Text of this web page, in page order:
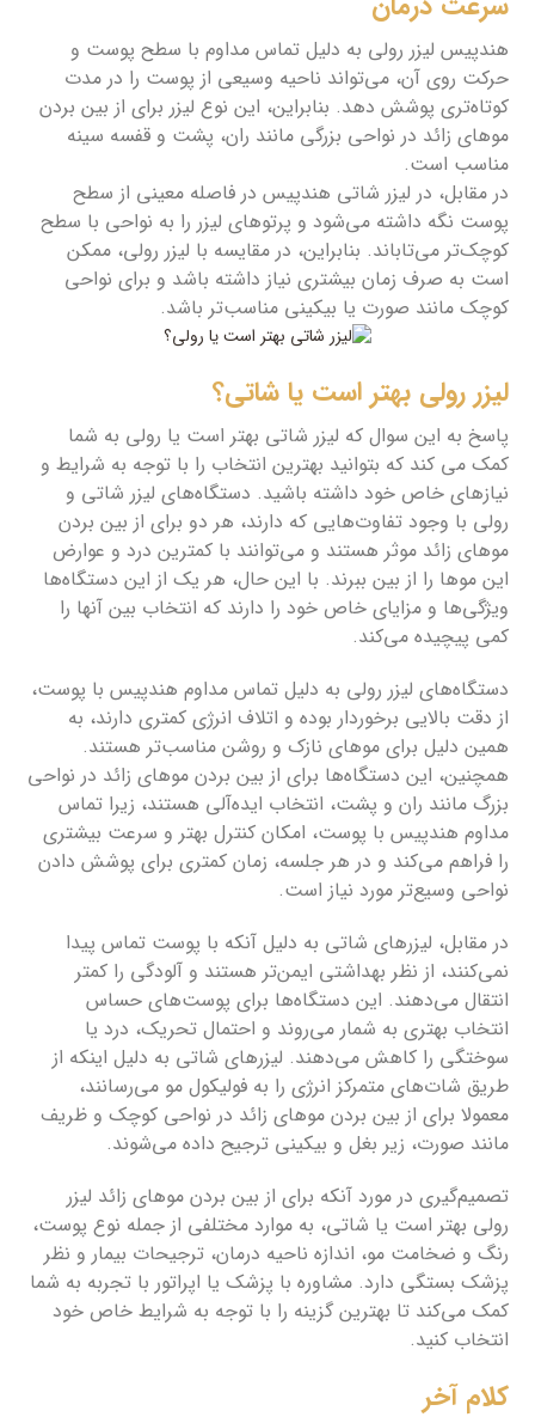
هندپیس لیزر رولی به دلیل تماس مداوم با سطح پوست و
حرکت روی آن، می‌تواند ناحیه وسیعی از پوست را در مدت
کوتاه‌تری پوشش دهد. بنابراین، این نوع لیزر برای از بین بردن
موهای زائد در نواحی بزرگی مانند ران، پشت و قفسه سینه
مناسب است.
در مقابل، در لیزر شاتی هندپیس در فاصله معینی از سطح
پوست نگه داشته می‌شود و پرتوهای لیزر را به نواحی با سطح
کوچک‌تر می‌تاباند. بنابراین، در مقایسه با لیزر رولی، ممکن
است به صرف زمان بیشتری نیاز داشته باشد و برای نواحی
کوچک مانند صورت یا بیکینی مناسب‌تر باشد.
لیزر رولی بهتر است یا شاتی؟
پاسخ به این سوال که لیزر شاتی بهتر است یا رولی به شما
کمک می کند که بتوانید بهترین انتخاب را با توجه به شرایط و
نیازهای خاص خود داشته باشید. دستگاه‌های لیزر شاتی و
رولی با وجود تفاوت‌هایی که دارند، هر دو برای از بین بردن
موهای زائد موثر هستند و می‌توانند با کمترین درد و عوارض
این موها را از بین ببرند. با این حال، هر یک از این دستگاه‌ها
ویژگی‌ها و مزایای خاص خود را دارند که انتخاب بین آنها را
کمی پیچیده می‌کند.
دستگاه‌های لیزر رولی به دلیل تماس مداوم هندپیس با پوست،
از دقت بالایی برخوردار بوده و اتلاف انرژی کمتری دارند، به
همین دلیل برای موهای نازک و روشن مناسب‌تر هستند.
همچنین، این دستگاه‌ها برای از بین بردن موهای زائد در نواحی
بزرگ مانند ران و پشت، انتخاب ایده‌آلی هستند، زیرا تماس
مداوم هندپیس با پوست، امکان کنترل بهتر و سرعت بیشتری
را فراهم می‌کند و در هر جلسه، زمان کمتری برای پوشش دادن
نواحی وسیع‌تر مورد نیاز است.
در مقابل، لیزرهای شاتی به دلیل آنکه با پوست تماس پیدا
نمی‌کنند، از نظر بهداشتی ایمن‌تر هستند و آلودگی را کمتر
انتقال می‌دهند. این دستگاه‌ها برای پوست‌های حساس
انتخاب بهتری به شمار می‌روند و احتمال تحریک، درد یا
سوختگی را کاهش می‌دهند. لیزرهای شاتی به دلیل اینکه از
طریق شات‌های متمرکز انرژی را به فولیکول مو می‌رسانند،
معمولا برای از بین بردن موهای زائد در نواحی کوچک و ظریف
مانند صورت، زیر بغل و بیکینی ترجیح داده می‌شوند.
تصمیم‌گیری در مورد آنکه برای از بین بردن موهای زائد لیزر
رولی بهتر است یا شاتی، به موارد مختلفی از جمله نوع پوست،
رنگ و ضخامت مو، اندازه ناحیه درمان، ترجیحات بیمار و نظر
پزشک بستگی دارد. مشاوره با پزشک یا اپراتور با تجربه به شما
کمک می‌کند تا بهترین گزینه را با توجه به شرایط خاص خود
انتخاب کنید.
کلام آخر